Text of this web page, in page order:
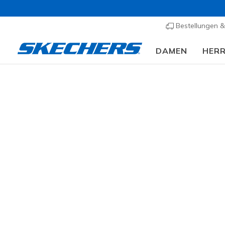
Bestellungen
DAMEN